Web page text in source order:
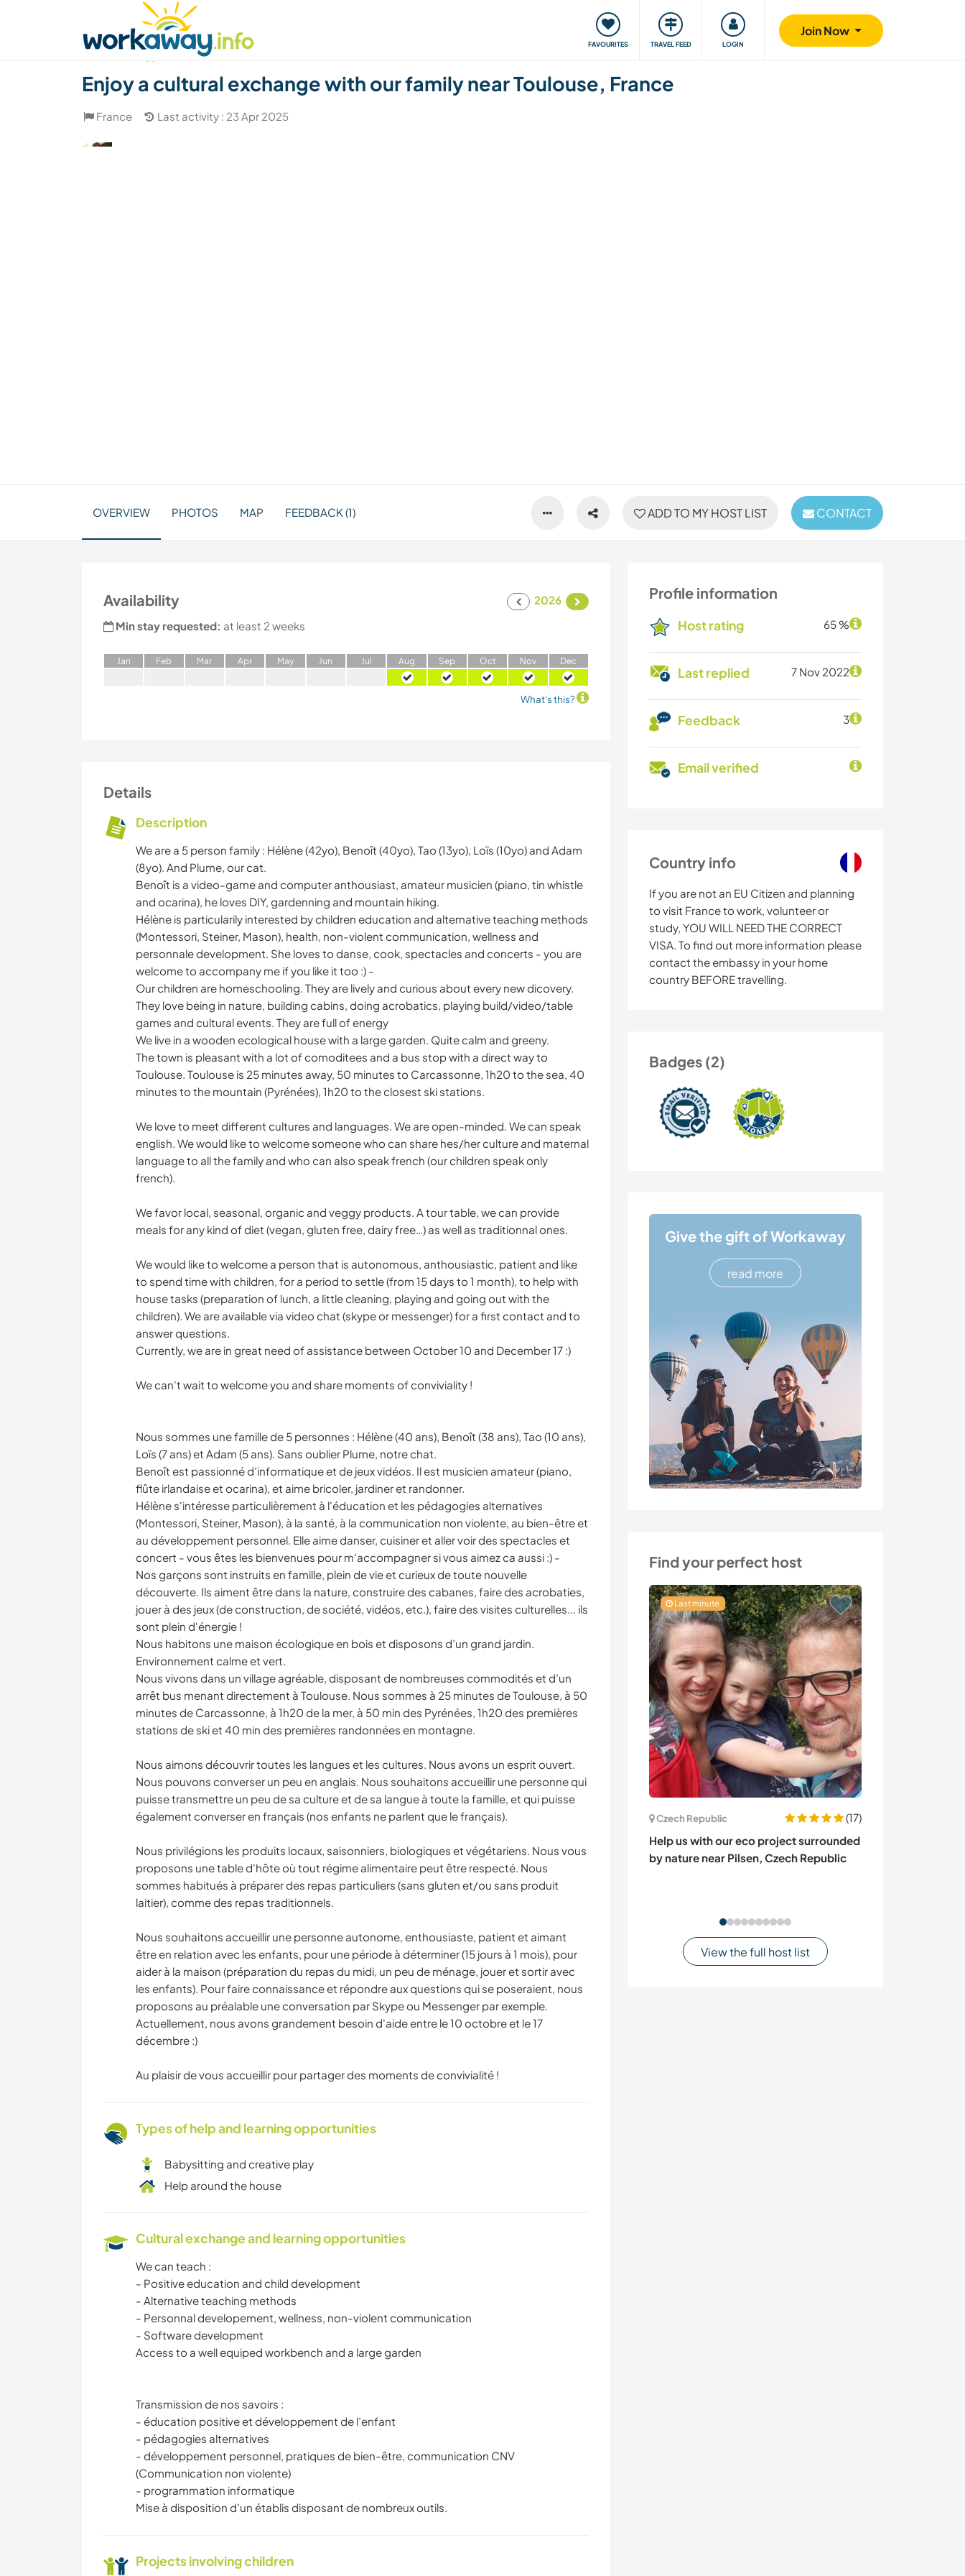
FAVOURITES TRAVEL FEED LOGIN
Join Now
Find a travel buddy Our community Giving back Safety
Enjoy a cultural exchange with our family near Toulouse, France
France Last activity : 23 Apr 2025
ADD TO MY HOST LIST CONTACT
OVERVIEW PHOTOS MAP FEEDBACK (1)
Profile information
Host rating 65 %
Last replied 7 Nov 2022
Feedback 3
Email verified
Country info
If you are not an EU Citizen and planning
to visit France to work, volunteer or
study, YOU WILL NEED THE CORRECT
VISA. To find out more information please
contact the embassy in your home
country BEFORE travelling.
Badges (2)
Give the gift of Workaway
read more
Find your perfect host
Last minute
Czech Republic
(17)
Help us with our eco project surrounded
by nature near Pilsen, Czech Republic
View the full host list
Availability
2026
Min stay requested: at least 2 weeks
Jan Feb Mar Apr May Jun Jul Aug Sep Oct Nov Dec
What's this?
Details
Description
We are a 5 person family : Hélène (42yo), Benoît (40yo), Tao (13yo), Loïs (10yo) and Adam
(8yo). And Plume, our cat.
Benoît is a video-game and computer anthousiast, amateur musicien (piano, tin whistle
and ocarina), he loves DIY, gardenning and mountain hiking.
Hélène is particularily interested by children education and alternative teaching methods
(Montessori, Steiner, Mason), health, non-violent communication, wellness and
personnale development. She loves to danse, cook, spectacles and concerts - you are
welcome to accompany me if you like it too :) -
Our children are homeschooling. They are lively and curious about every new dicovery.
They love being in nature, building cabins, doing acrobatics, playing build/video/table
games and cultural events. They are full of energy
We live in a wooden ecological house with a large garden. Quite calm and greeny.
The town is pleasant with a lot of comoditees and a bus stop with a direct way to
Toulouse. Toulouse is 25 minutes away, 50 minutes to Carcassonne, 1h20 to the sea, 40
minutes to the mountain (Pyrénées), 1h20 to the closest ski stations.
We love to meet different cultures and languages. We are open-minded. We can speak
english. We would like to welcome someone who can share hes/her culture and maternal
language to all the family and who can also speak french (our children speak only
french).
We favor local, seasonal, organic and veggy products. A tour table, we can provide
meals for any kind of diet (vegan, gluten free, dairy free…) as well as traditionnal ones.
We would like to welcome a person that is autonomous, anthousiastic, patient and like
to spend time with children, for a period to settle (from 15 days to 1 month), to help with
house tasks (preparation of lunch, a little cleaning, playing and going out with the
children). We are available via video chat (skype or messenger) for a first contact and to
answer questions.
Currently, we are in great need of assistance between October 10 and December 17 :)
We can't wait to welcome you and share moments of conviviality !
Nous sommes une famille de 5 personnes : Hélène (40 ans), Benoît (38 ans), Tao (10 ans),
Loïs (7 ans) et Adam (5 ans). Sans oublier Plume, notre chat.
Benoît est passionné d’informatique et de jeux vidéos. Il est musicien amateur (piano,
flûte irlandaise et ocarina), et aime bricoler, jardiner et randonner.
Hélène s'intéresse particulièrement à l'éducation et les pédagogies alternatives
(Montessori, Steiner, Mason), à la santé, à la communication non violente, au bien-être et
au développement personnel. Elle aime danser, cuisiner et aller voir des spectacles et
concert - vous êtes les bienvenues pour m'accompagner si vous aimez ca aussi :) -
Nos garçons sont instruits en famille, plein de vie et curieux de toute nouvelle
découverte. Ils aiment être dans la nature, construire des cabanes, faire des acrobaties,
jouer à des jeux (de construction, de société, vidéos, etc.), faire des visites culturelles... ils
sont plein d'énergie !
Nous habitons une maison écologique en bois et disposons d’un grand jardin.
Environnement calme et vert.
Nous vivons dans un village agréable, disposant de nombreuses commodités et d’un
arrêt bus menant directement à Toulouse. Nous sommes à 25 minutes de Toulouse, à 50
minutes de Carcassonne, à 1h20 de la mer, à 50 min des Pyrénées, 1h20 des premières
stations de ski et 40 min des premières randonnées en montagne.
Nous aimons découvrir toutes les langues et les cultures. Nous avons un esprit ouvert.
Nous pouvons converser un peu en anglais. Nous souhaitons accueillir une personne qui
puisse transmettre un peu de sa culture et de sa langue à toute la famille, et qui puisse
également converser en français (nos enfants ne parlent que le français).
Nous privilégions les produits locaux, saisonniers, biologiques et végétariens. Nous vous
proposons une table d'hôte où tout régime alimentaire peut être respecté. Nous
sommes habitués à préparer des repas particuliers (sans gluten et/ou sans produit
laitier), comme des repas traditionnels.
Nous souhaitons accueillir une personne autonome, enthousiaste, patient et aimant
être en relation avec les enfants, pour une période à déterminer (15 jours à 1 mois), pour
aider à la maison (préparation du repas du midi, un peu de ménage, jouer et sortir avec
les enfants). Pour faire connaissance et répondre aux questions qui se poseraient, nous
proposons au préalable une conversation par Skype ou Messenger par exemple.
Actuellement, nous avons grandement besoin d'aide entre le 10 octobre et le 17
décembre :)
Au plaisir de vous accueillir pour partager des moments de convivialité !
Types of help and learning opportunities
Babysitting and creative play
Help around the house
Cultural exchange and learning opportunities
We can teach :
- Positive education and child development
- Alternative teaching methods
- Personnal developement, wellness, non-violent communication
- Software development
Access to a well equiped workbench and a large garden
Transmission de nos savoirs :
- éducation positive et développement de l’enfant
- pédagogies alternatives
- développement personnel, pratiques de bien-être, communication CNV
(Communication non violente)
- programmation informatique
Mise à disposition d’un établis disposant de nombreux outils.
Projects involving children